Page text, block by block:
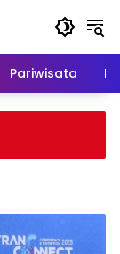
Pariwisata